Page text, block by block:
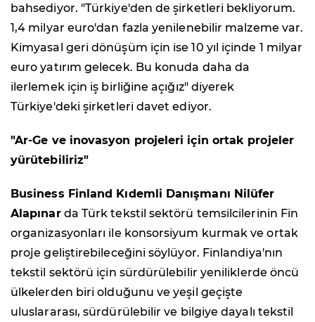
bahsediyor. "Türkiye'den de şirketleri bekliyorum.
1,4 milyar euro'dan fazla yenilenebilir malzeme var.
Kimyasal geri dönüşüm için ise 10 yıl içinde 1 milyar
euro yatırım gelecek. Bu konuda daha da
ilerlemek için iş birliğine açığız" diyerek
Türkiye'deki şirketleri davet ediyor.
"Ar-Ge ve inovasyon projeleri için ortak projeler
yürütebiliriz"
Business Finland Kıdemli Danışmanı Nilüfer
Alapınarda Türk tekstil sektörü temsilcilerinin Fin
organizasyonları ile konsorsiyum kurmak ve ortak
proje geliştirebileceğini söylüyor. Finlandiya'nın
tekstil sektörü için sürdürülebilir yeniliklerde öncü
ülkelerden biri olduğunu ve yeşil geçişte
uluslararası, sürdürülebilir ve bilgiye dayalı tekstil